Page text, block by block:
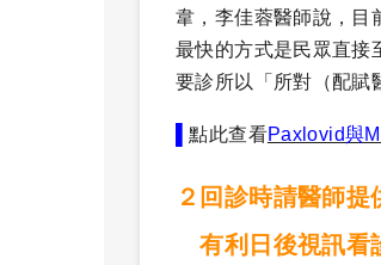
韋，李佳蓉醫師說，目
最快的方式是民眾直接
要診所以「所對（配賦
​▌點此查看Paxlovid與
２回診時請醫師提
有利日後視訊看